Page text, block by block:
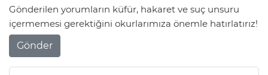
Gönderilen yorumların küfür, hakaret ve suç unsuru
içermemesi gerektiğini okurlarımıza önemle hatırlatırız!
Gönder